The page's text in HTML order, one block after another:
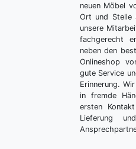
neuen Möbel
Ort und Stelle
unsere
fachgerecht
neben den
Onlineshop
gute Service
Erinnerung.
in fremde
ersten
Lieferung